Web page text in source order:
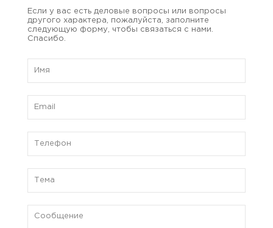
Если у вас есть деловые вопросы или вопросы
другого характера, пожалуйста, заполните
следующую форму, чтобы связаться с нами.
Спасибо.